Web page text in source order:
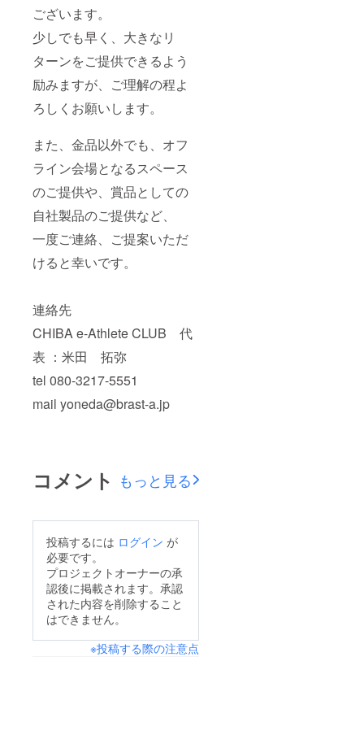
ございます。
少しでも早く、大きなリ
ターンをご提供できるよう
励みますが、ご理解の程よ
ろしくお願いします。
また、金品以外でも、オフ
ライン会場となるスペース
のご提供や、賞品としての
自社製品のご提供など、
一度ご連絡、ご提案いただ
けると幸いです。
連絡先
CHIBA e-Athlete CLUB 代
表 ：米田 拓弥
tel 080-3217-5551
mail yoneda@brast-a.jp
コメント もっと見る
投稿するには ログイン が
必要です。
プロジェクトオーナーの承
認後に掲載されます。承認
された内容を削除すること
はできません。
※投稿する際の注意点